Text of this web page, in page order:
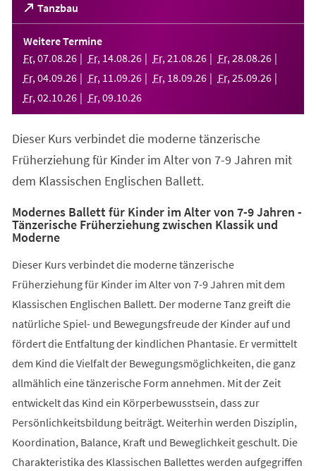
Tanzbau
(Öffnet
in
einem
neuen
Tab)
Weitere Termine
Fr, 07.08.26 Fr, 14.08.26 Fr, 21 .08.26 Fr, 28.08.26
Fr, 04.09.26 Fr, 11 .09.26 Fr, 18.09.26 Fr, 25.09.26
Fr, 02.10.26 Fr, 09.10.26
Dieser Kurs verbindet die moderne tänzerische
Früherziehung für Kinder im Alter von 7-9 Jahren mit
dem Klassischen Englischen Ballett.
Modernes Ballett für Kinder im Alter von 7-9 Jahren -
Tänzerische Früherziehung zwischen Klassik und
Moderne
Dieser Kurs verbindet die moderne tänzerische
Früherziehung für Kinder im Alter von 7-9 Jahren mit dem
Klassischen Englischen Ballett. Der moderne Tanz greift die
natürliche Spiel- und Bewegungsfreude der Kinder auf und
fördert die Entfaltung der kindlichen Phantasie. Er vermittelt
dem Kind die Vielfalt der Bewegungsmöglichkeiten, die ganz
allmählich eine tänzerische Form annehmen. Mit der Zeit
entwickelt das Kind ein Körperbewusstsein, dass zur
Persönlichkeitsbildung beiträgt. Weiterhin werden Disziplin,
Koordination, Balance, Kraft und Beweglichkeit geschult. Die
Charakteristika des Klassischen Ballettes werden aufgegriffen